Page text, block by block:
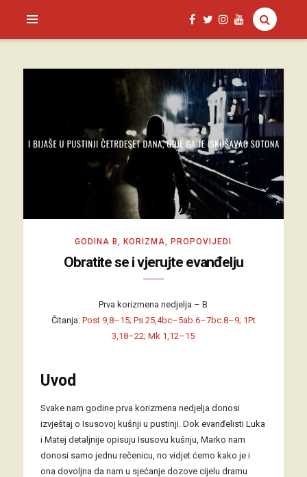
SAGUD.XYZ
GODINA B ,KORIZMA ,PROPOVIJEDI
Obratite se i vjerujte evanđelju
Prva korizmena nedjelja – B
Čitanja: Post 9,8–15; Ps 25,4bc–5ab.6–7bc.8–9; 1Pt
3,18–22; Mk 1,12–15
Uvod
Svake nam godine prva korizmena nedjelja donosi
izvještaj o Isusovoj kušnji u pustinji. Dok evanđelisti Luka
i Matej detaljnije opisuju Isusovu kušnju, Marko nam
donosi samo jednu rečenicu, no vidjet ćemo kako je i
ona dovoljna da nam u sjećanje dozove cijelu dramu